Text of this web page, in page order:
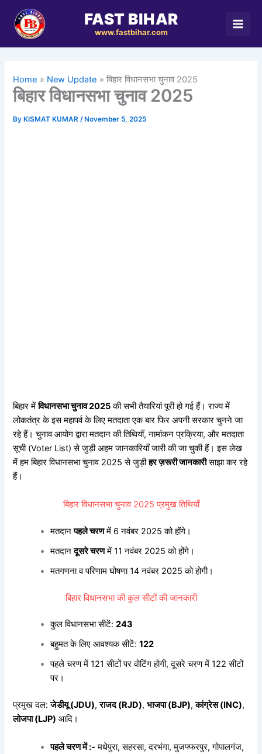
content
FAST BIHAR
www.fastbihar.com
Home New Update बिहार विधानसभा चुनाव 2025
बिहार विधानसभा चुनाव 2025
By KISMAT KUMAR/ November 5, 2025
बिहार मेंविधानसभा चुनाव 2025की सभी तैयारियां पूरी हो गई हैं। राज्य में
लोकतंत्र के इस महापर्व के लिए मतदाता एक बार फिर अपनी सरकार चुनने जा
रहे हैं। चुनाव आयोग द्वारा मतदान की तिथियाँ, नामांकन प्रक्रिया, और मतदाता
सूची (Voter List) से जुड़ी अहम जानकारियाँ जारी की जा चुकी हैं। इस लेख
में हम बिहार विधानसभा चुनाव 2025 से जुड़ीहर ज़रूरी जानकारीसाझा कर रहे
हैं।
बिहार विधानसभा चुनाव 2025 प्रमुख तिथियाँ
मतदानपहले चरणमें 6 नवंबर 2025 को होंगे।
मतदानदूसरे चरणमें 11 नवंबर 2025 को होंगे।
मतगणना व परिणाम घोषणा 14 नवंबर 2025 को होगी।
बिहार विधानसभा की कुल सीटों की जानकारी
कुल विधानसभा सीटें:243
बहुमत के लिए आवश्यक सीटें:122
पहले चरण में 121 सीटों पर वोटिंग होगी, दूसरे चरण में 122 सीटों
पर।
प्रमुख दल:जेडीयू (JDU),राजद (RJD),भाजपा (BJP),कांग्रेस (INC),
लोजपा (LJP) आदि।
पहले चरण में :- मधेपुरा, सहरसा, दरभंगा, मुजफ्फरपुर, गोपालगंज,